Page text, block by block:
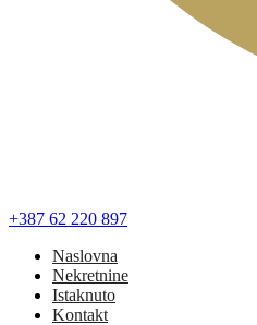
+387 62 220 897
Naslovna
Nekretnine
Istaknuto
Kontakt